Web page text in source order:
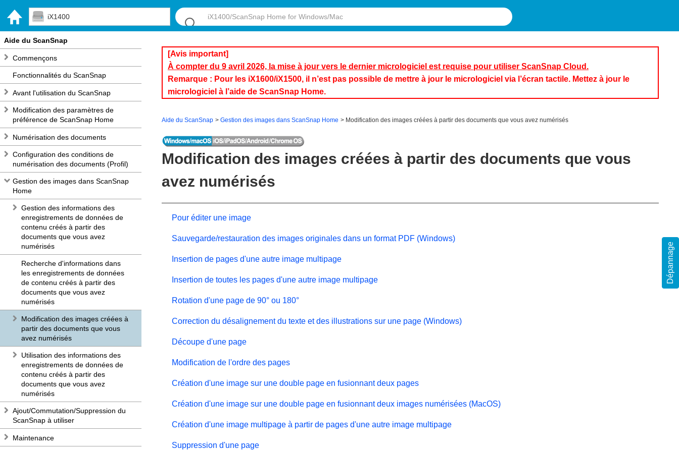
iX1400
Aide du ScanSnap
Commençons
Fonctionnalités du ScanSnap
Avant l'utilisation du ScanSnap
Modification des paramètres de
préférence de ScanSnap Home
Numérisation des documents
Configuration des conditions de
numérisation des documents (Profil)
Gestion des images dans ScanSnap
Home
Gestion des informations des
enregistrements de données de
contenu créés à partir des
documents que vous avez
numérisés
Recherche d'informations dans
les enregistrements de données
de contenu créés à partir des
documents que vous avez
numérisés
Modification des images créées à
partir des documents que vous
avez numérisés
Utilisation des informations des
enregistrements de données de
contenu créés à partir des
documents que vous avez
numérisés
Ajout/Commutation/Suppression du
ScanSnap à utiliser
Maintenance
[Avis important]
À compter du 9 avril 2026, la mise à jour vers le dernier micrologiciel est requise pour utiliser ScanSnap Cloud.
Remarque : Pour les iX1600/iX1500, il n’est pas possible de mettre à jour le micrologiciel via l’écran tactile. Mettez à jour le
micrologiciel à l’aide de ScanSnap Home.
Aide du ScanSnap Gestion des images dans ScanSnap Home Modification des images créées à partir des documents que vous avez numérisés
Modification des images créées à partir des documents que vous
avez numérisés
Pour éditer une image
Sauvegarde/restauration des images originales dans un format PDF (Windows)
Insertion de pages d'une autre image multipage
Insertion de toutes les pages d'une autre image multipage
Rotation d'une page de 90° ou 180°
Correction du désalignement du texte et des illustrations sur une page (Windows)
Découpe d'une page
Modification de l'ordre des pages
Création d'une image sur une double page en fusionnant deux pages
Création d'une image sur une double page en fusionnant deux images numérisées (MacOS)
Création d'une image multipage à partir de pages d'une autre image multipage
Suppression d'une page
Dépannage